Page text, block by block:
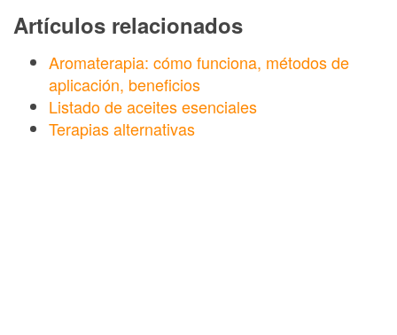
Artículos relacionados
Aromaterapia: cómo funciona, métodos de
aplicación, beneficios
Listado de aceites esenciales
Terapias alternativas